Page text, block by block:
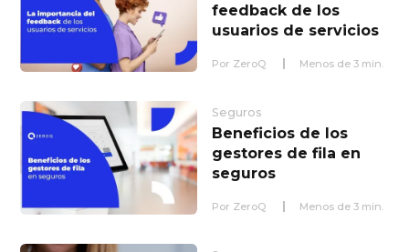
feedback de los
usuarios de servicios
Por ZeroQ Menos de 3 min.
Seguros
Beneficios de los
gestores de fila en
seguros
Por ZeroQ Menos de 3 min.